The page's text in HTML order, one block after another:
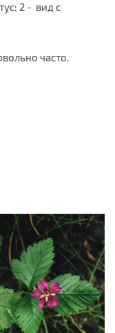
2 - вид с
часто.